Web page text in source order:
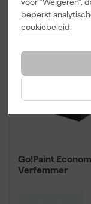
beperkt
cookiebeleid.
Vergelijk
Go!Paint
Verfemmer